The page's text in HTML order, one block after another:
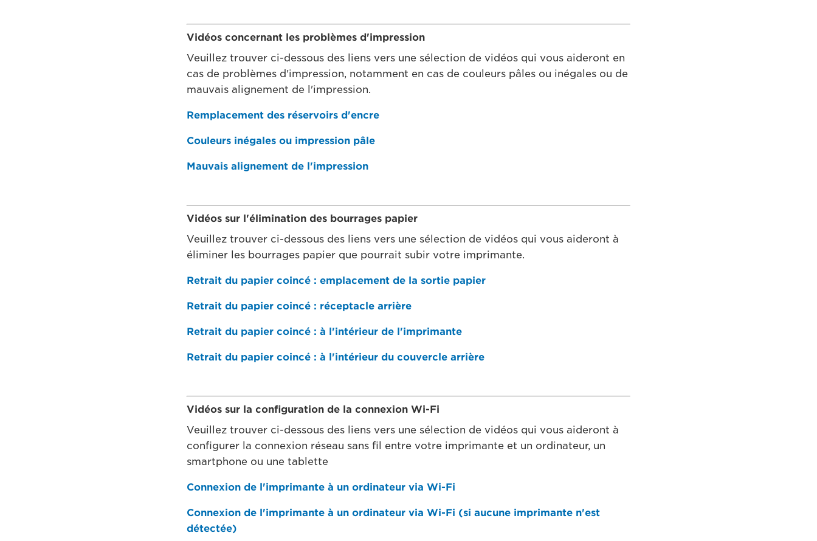
Vidéos concernant les problèmes d'impression
Veuillez trouver ci-dessous des liens vers une sélection de vidéos qui vous aideront en
cas de problèmes d'impression, notamment en cas de couleurs pâles ou inégales ou de
mauvais alignement de l'impression.
Remplacement des réservoirs d'encre
Couleurs inégales ou impression pâle
Mauvais alignement de l'impression
Vidéos sur l'élimination des bourrages papier
Veuillez trouver ci-dessous des liens vers une sélection de vidéos qui vous aideront à
éliminer les bourrages papier que pourrait subir votre imprimante.
Retrait du papier coincé : emplacement de la sortie papier
Retrait du papier coincé : réceptacle arrière
Retrait du papier coincé : à l'intérieur de l'imprimante
Retrait du papier coincé : à l'intérieur du couvercle arrière
Vidéos sur la configuration de la connexion Wi-Fi
Veuillez trouver ci-dessous des liens vers une sélection de vidéos qui vous aideront à
configurer la connexion réseau sans fil entre votre imprimante et un ordinateur, un
smartphone ou une tablette
Connexion de l'imprimante à un ordinateur via Wi-Fi
Connexion de l'imprimante à un ordinateur via Wi-Fi (si aucune imprimante n'est
détectée)